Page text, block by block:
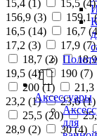
Аксессуары
для
15,4 (1 ) 15,5 (4
156,9 (3) 159,1 (
16,5 (14) 16,7 (4
17,2 (3) 17,9 (7
18,7 (2)
19,5 (4) 190 (7)
200 (1) 21,3
23,2 (1) 23,6 (1)
25,5 (20)
28,9 (2) 30 (4)